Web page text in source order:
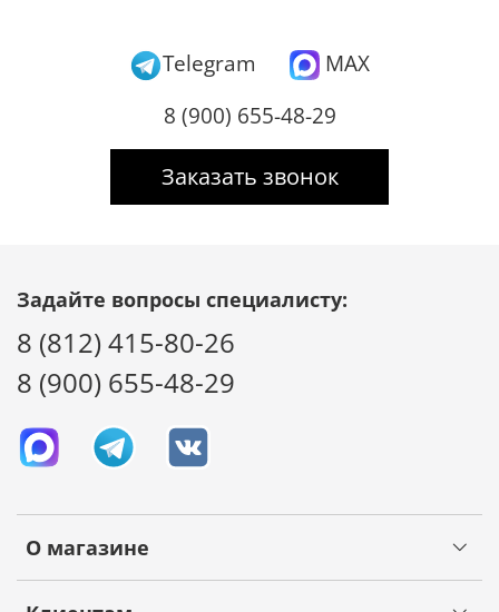
Telegram
MAX
8 (900) 655-48-29
Заказать звонок
О магазине
Задайте вопросы специалисту:
8 (812) 415-80-26
8 (900) 655-48-29